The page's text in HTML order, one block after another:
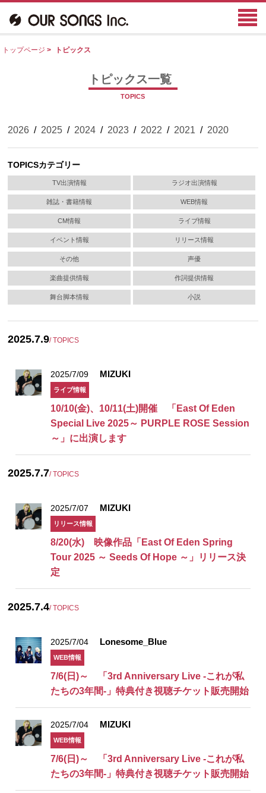
トップページ > トピックス
トピックス一覧
TOPICS
2026 / 2025 / 2024 / 2023 / 2022 / 2021 / 2020
TOPICSカテゴリー
TV出演情報 ラジオ出演情報
雑誌・書籍情報 WEB情報
CM情報 ライブ情報
イベント情報 リリース情報
その他 声優
楽曲提供情報 作詞提供情報
舞台脚本情報 小説
2025.7.9/ TOPICS
2025/7/09 MIZUKI
ライブ情報
10/10(金)、10/11(土)開催 「East Of Eden
Special Live 2025～ PURPLE ROSE Session
～」に出演します
2025.7.7/ TOPICS
2025/7/07 MIZUKI
リリース情報
8/20(水) 映像作品「East Of Eden Spring
Tour 2025 ～ Seeds Of Hope ～」リリース決
定
2025.7.4/ TOPICS
2025/7/04 Lonesome_Blue
WEB情報
7/6(日)～ 「3rd Anniversary Live -これが私
たちの3年間-」特典付き視聴チケット販売開始
2025/7/04 MIZUKI
WEB情報
7/6(日)～ 「3rd Anniversary Live -これが私
たちの3年間-」特典付き視聴チケット販売開始